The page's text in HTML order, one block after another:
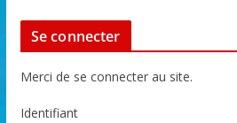
Se connecter
Merci de se connecter au site.
Identifiant